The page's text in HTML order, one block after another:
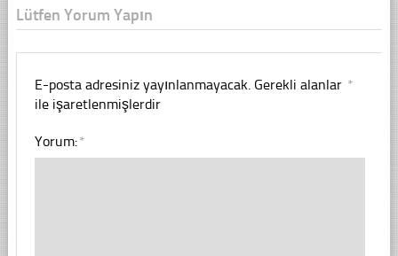
Lütfen Yorum Yapın
E-posta adresiniz yayınlanmayacak. Gerekli alanlar *
ile işaretlenmişlerdir
Yorum:*